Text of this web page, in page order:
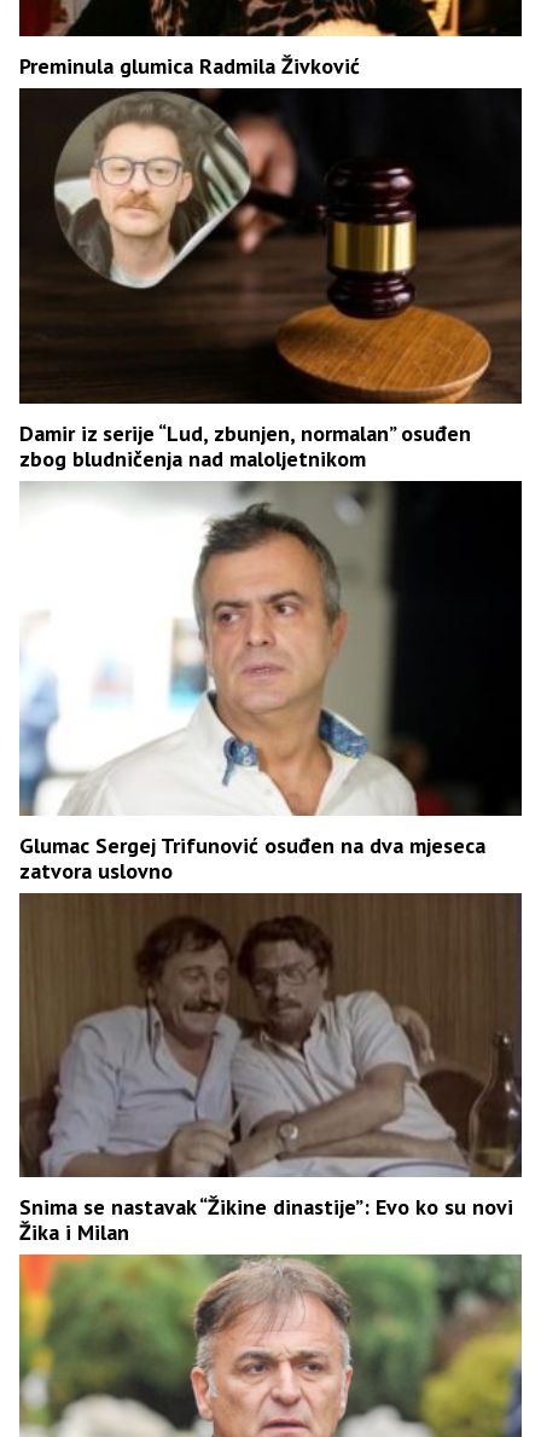
Preminula glumica Radmila Živković
Damir iz serije “Lud, zbunjen, normalan” osuđen
zbog bludničenja nad maloljetnikom
Glumac Sergej Trifunović osuđen na dva mjeseca
zatvora uslovno
Snima se nastavak “Žikine dinastije”: Evo ko su novi
Žika i Milan